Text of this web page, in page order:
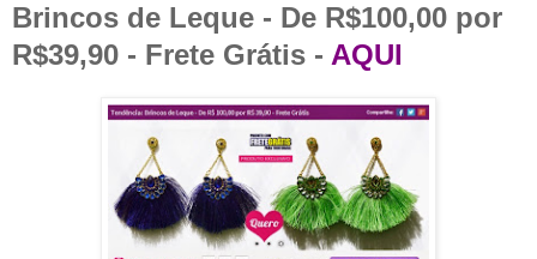
Brincos de Leque - De R$100,00 por
R$39,90 - Frete Grátis - AQUI